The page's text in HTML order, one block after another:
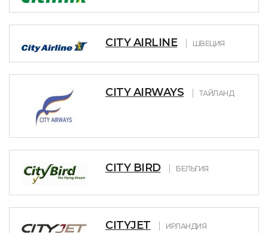
CITY AIRLINE ШВЕЦИЯ
CITY AIRWAYS ТАЙЛАНД
CITY BIRD БЕЛЬГИЯ
CITYJET ИРЛАНДИЯ